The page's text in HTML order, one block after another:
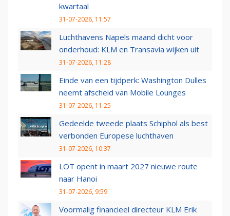
kwartaal
31-07-2026, 11:57
Luchthavens Napels maand dicht voor
onderhoud: KLM en Transavia wijken uit
31-07-2026, 11:28
Einde van een tijdperk: Washington Dulles
neemt afscheid van Mobile Lounges
31-07-2026, 11:25
Gedeelde tweede plaats Schiphol als best
verbonden Europese luchthaven
31-07-2026, 10:37
LOT opent in maart 2027 nieuwe route
naar Hanoi
31-07-2026, 9:59
Voormalig financieel directeur KLM Erik